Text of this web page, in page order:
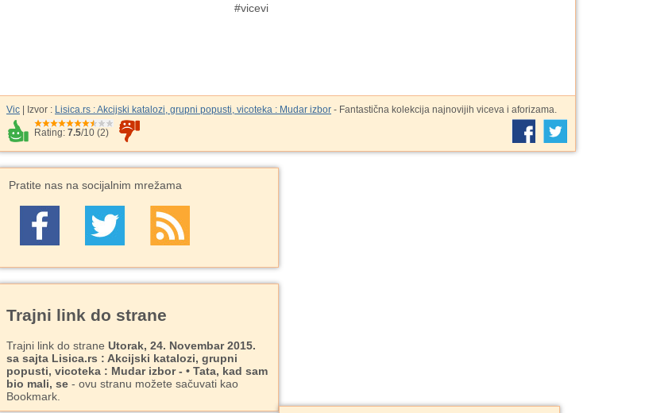
#vicevi
Vic | Izvor : Lisica.rs : Akcijski katalozi, grupni popusti, vicoteka : Mudar izbor - Fantastična kolekcija najnovijih viceva i aforizama.
Rating: 7.5/10 (2)
Pratite nas na socijalnim mrežama
Trajni link do strane
Trajni link do strane Utorak, 24. Novembar 2015.
sa sajta Lisica.rs : Akcijski katalozi, grupni
popusti, vicoteka : Mudar izbor - • Tata, kad sam
bio mali, se - ovu stranu možete sačuvati kao
Bookmark.